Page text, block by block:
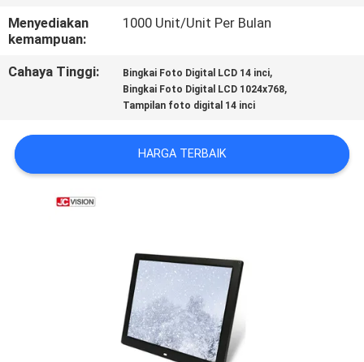
SEMUA
KASUS
REQUEST
SUATU
Menyediakan
kemampuan:
1000 Unit/Unit Per Bulan
Cahaya Tinggi: Bingkai Foto Digital LCD 14 inci,
Bingkai Foto Digital LCD 1024x768,
Tampilan foto digital 14 inci
HARGA TERBAIK